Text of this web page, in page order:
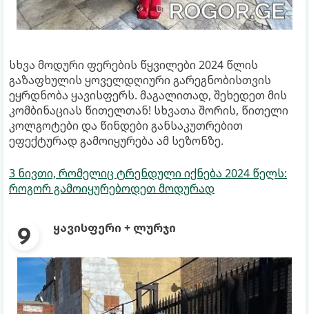
სხვა მოდური ფერების წყვილები 2024 წლის
გაზაფხულის ყოველდღიური გარეგნობისთვის
ეყრდნობა ყავისფერს. მაგალითად, შეხედეთ მის
კომბინაციას წითელთან! სხვათა შორის, წითელი
კოლგოტები და წინდები განსაკუთრებით
ეფექტურად გამოიყურება ამ სეზონზე.
3 ნივთი, რომელიც ტრენდული იქნება 2024 წელს:
როგორ გამოიყურებოდეთ მოდურად
ყავისფერი + ლურჯი